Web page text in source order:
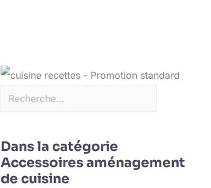
Dans la catégorie
Accessoires aménagement
de cuisine